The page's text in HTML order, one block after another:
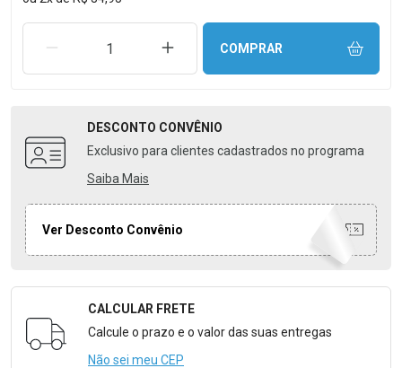
REMOVER UMA UNIDADEAUMENTAR UMA UNIDADE
COMPRAR
DESCONTO CONVÊNIO
Exclusivo para clientes cadastrados no programa
Saiba Mais
Ver Desconto Convênio
Formulário para Calcular o Frete
CALCULAR FRETE
Calcule o prazo e o valor das suas entregas
Não sei meu CEP